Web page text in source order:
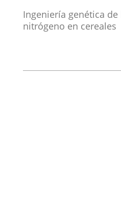
Ingeniería genética
nitrógeno en cereales